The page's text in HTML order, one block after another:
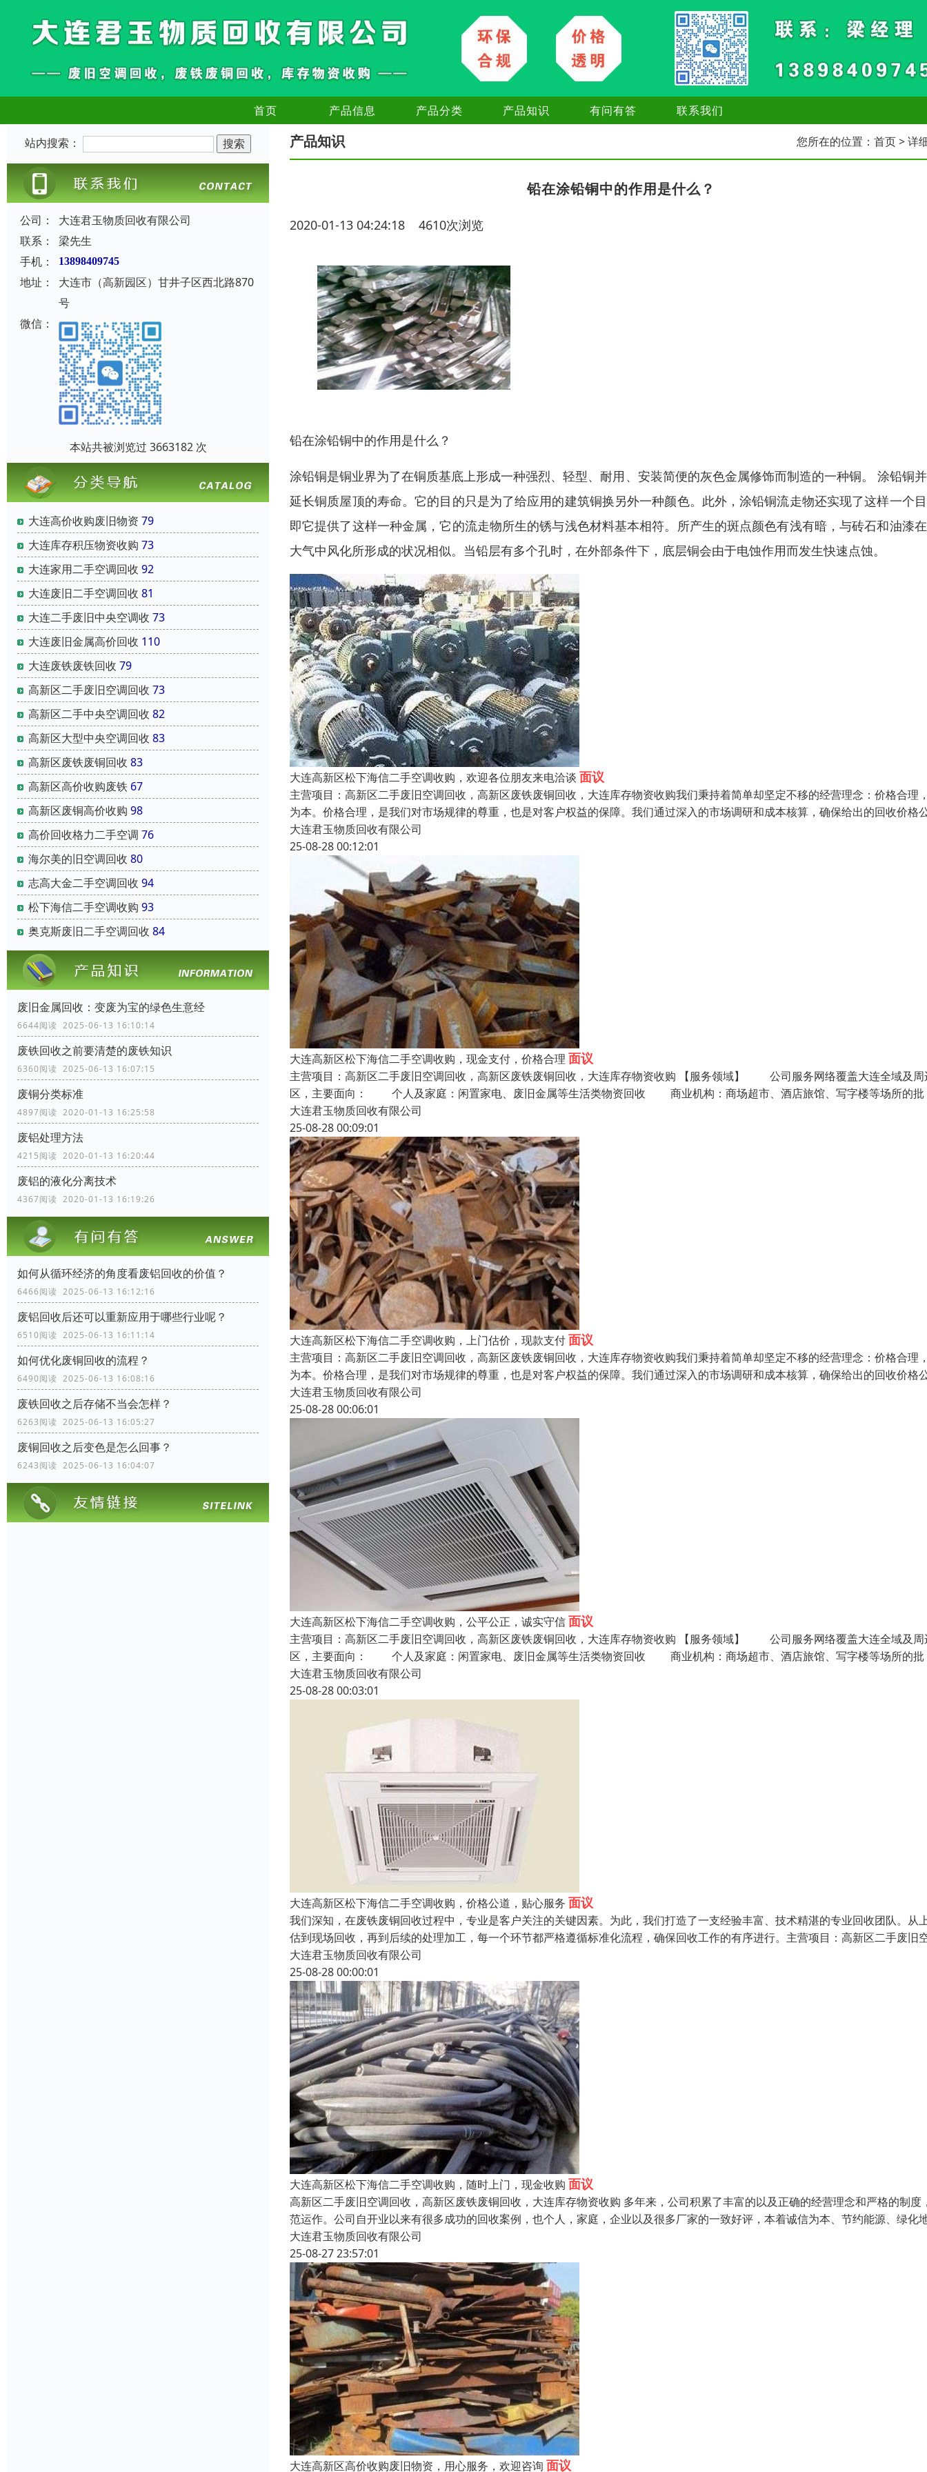
首页 产品信息 产品分类 产品知识 有问有答 联系我们
站内搜索：
公司：
大连君玉物质回收有限公司
联系：
梁先生
手机：
13898409745
地址：
大连市（高新园区）甘井子区西北路870
号
微信：
本站共被浏览过 3663182 次
大连高价收购废旧物资 79
大连库存积压物资收购 73
大连家用二手空调回收 92
大连废旧二手空调回收 81
大连二手废旧中央空调收 73
大连废旧金属高价回收 110
大连废铁废铁回收 79
高新区二手废旧空调回收 73
高新区二手中央空调回收 82
高新区大型中央空调回收 83
高新区废铁废铜回收 83
高新区高价收购废铁 67
高新区废铜高价收购 98
高价回收格力二手空调 76
海尔美的旧空调回收 80
志高大金二手空调回收 94
松下海信二手空调收购 93
奥克斯废旧二手空调回收 84
废旧金属回收：变废为宝的绿色生意经
6644阅读 2025-06-13 16:10:14
废铁回收之前要清楚的废铁知识
6360阅读 2025-06-13 16:07:15
废铜分类标准
4897阅读 2020-01-13 16:25:58
废铝处理方法
4215阅读 2020-01-13 16:20:44
废铝的液化分离技术
4367阅读 2020-01-13 16:19:26
如何从循环经济的角度看废铝回收的价值？
6466阅读 2025-06-13 16:12:16
废铝回收后还可以重新应用于哪些行业呢？
6510阅读 2025-06-13 16:11:14
如何优化废铜回收的流程？
6490阅读 2025-06-13 16:08:16
废铁回收之后存储不当会怎样？
6263阅读 2025-06-13 16:05:27
废铜回收之后变色是怎么回事？
6243阅读 2025-06-13 16:04:07
产品知识 您所在的位置： 首页> 详
铅在涂铅铜中的作用是什么？
2020-01-13 04:24:18 4610次浏览
铅在涂铅铜中的作用是什么？
涂铅铜是铜业界为了在铜质基底上形成一种强烈、轻型、耐用、安装简便的灰色金属修饰而制造的一种铜。 涂铅铜
延长铜质屋顶的寿命。它的目的只是为了给应用的建筑铜换另外一种颜色。此外，涂铅铜流走物还实现了这样一个
即它提供了这样一种金属，它的流走物所生的锈与浅色材料基本相符。所产生的斑点颜色有浅有暗，与砖石和油漆
大气中风化所形成的状况相似。当铅层有多个孔时，在外部条件下，底层铜会由于电蚀作用而发生快速点蚀。
大连高新区松下海信二手空调收购，欢迎各位朋友来电洽谈 面议
主营项目：高新区二手废旧空调回收，高新区废铁废铜回收，大连库存物资收购我们秉持着简单却坚定不移的经营理念：价格合理
为本。价格合理，是我们对市场规律的尊重，也是对客户权益的保障。我们通过深入的市场调研和成本核算，确保给出的回收价格
大连君玉物质回收有限公司
25-08-28 00:12:01
大连高新区松下海信二手空调收购，现金支付，价格合理 面议
主营项目：高新区二手废旧空调回收，高新区废铁废铜回收，大连库存物资收购 【服务领域】 公司服务网络覆盖大连全域及周
区，主要面向： 个人及家庭：闲置家电、废旧金属等生活类物资回收 商业机构：商场超市、酒店旅馆、写字楼等场所的批
大连君玉物质回收有限公司
25-08-28 00:09:01
大连高新区松下海信二手空调收购，上门估价，现款支付面议
主营项目：高新区二手废旧空调回收，高新区废铁废铜回收，大连库存物资收购我们秉持着简单却坚定不移的经营理念：价格合理
为本。价格合理，是我们对市场规律的尊重，也是对客户权益的保障。我们通过深入的市场调研和成本核算，确保给出的回收价格
大连君玉物质回收有限公司
25-08-28 00:06:01
大连高新区松下海信二手空调收购，公平公正，诚实守信面议
主营项目：高新区二手废旧空调回收，高新区废铁废铜回收，大连库存物资收购 【服务领域】 公司服务网络覆盖大连全域及周
区，主要面向： 个人及家庭：闲置家电、废旧金属等生活类物资回收 商业机构：商场超市、酒店旅馆、写字楼等场所的批
大连君玉物质回收有限公司
25-08-28 00:03:01
大连高新区松下海信二手空调收购，价格公道，贴心服务 面议
我们深知，在废铁废铜回收过程中，专业是客户关注的关键因素。为此，我们打造了一支经验丰富、技术精湛的专业回收团队。从
估到现场回收，再到后续的处理加工，每一个环节都严格遵循标准化流程，确保回收工作的有序进行。主营项目：高新区二手废旧
大连君玉物质回收有限公司
25-08-28 00:00:01
大连高新区松下海信二手空调收购，随时上门，现金收购 面议
高新区二手废旧空调回收，高新区废铁废铜回收，大连库存物资收购 多年来，公司积累了丰富的以及正确的经营理念和严格的制度
范运作。公司自开业以来有很多成功的回收案例，也个人，家庭，企业以及很多厂家的一致好评，本着诚信为本、节约能源、绿化
大连君玉物质回收有限公司
25-08-27 23:57:01
大连高新区高价收购废旧物资，用心服务，欢迎咨询 面议